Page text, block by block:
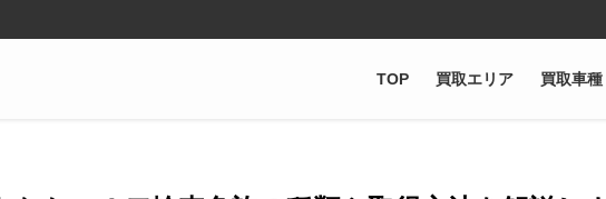
TOP 買取エリア 買取車種